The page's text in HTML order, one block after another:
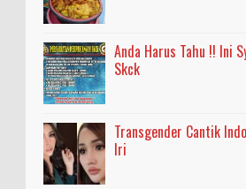
Anda Harus Tahu !! Ini
Skck
Transgender Cantik
Iri